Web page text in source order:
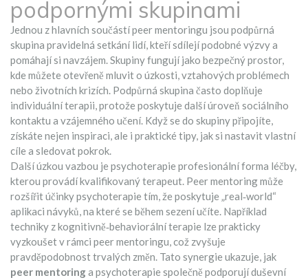
podpornými skupinami
Jednou z hlavních součástí peer mentoringu jsou podpůrná
skupina pravidelná setkání lidí, kteří sdílejí podobné výzvy a
pomáhají si navzájem. Skupiny fungují jako bezpečný prostor,
kde můžete otevřeně mluvit o úzkosti, vztahových problémech
nebo životních krizích. Podpůrná skupina často doplňuje
individuální terapii, protože poskytuje další úroveň sociálního
kontaktu a vzájemného učení. Když se do skupiny připojíte,
získáte nejen inspiraci, ale i praktické tipy, jak si nastavit vlastní
cíle a sledovat pokrok.
Další úzkou vazbou je psychoterapie profesionální forma léčby,
kterou provádí kvalifikovaný terapeut. Peer mentoring může
rozšířit účinky psychoterapie tím, že poskytuje „real‑world“
aplikaci návyků, na které se během sezení učíte. Například
techniky z kognitivně‑behaviorální terapie lze prakticky
vyzkoušet v rámci peer mentoringu, což zvyšuje
pravděpodobnost trvalých změn. Tato synergie ukazuje, jak
peer mentoringa psychoterapie společně podporují duševní